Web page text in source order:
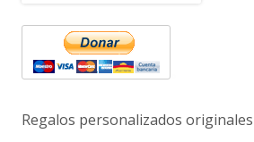
Regalos personalizados